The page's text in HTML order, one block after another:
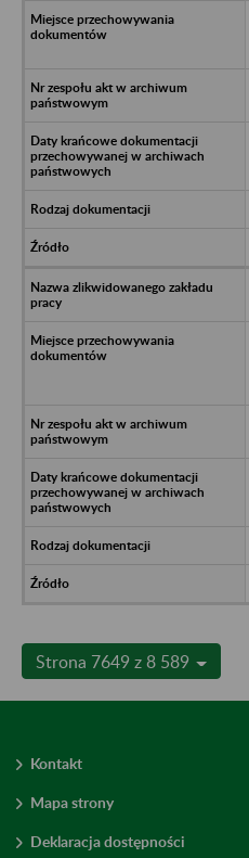
Strona 7649 z 8 589
Kontakt
Mapa strony
Deklaracja dostępności